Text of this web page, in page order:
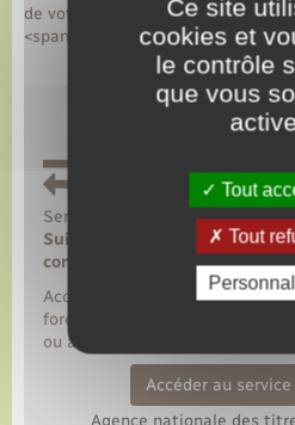
de votre <span
<span
Service en ligne
Suivre l'avancement de votre
conduire
Accessible avec <a href="https://
foret.fr/recensement/
ou avec vos identifiants ANTS.
Accéder au
Ce site
cookies et
le contrôle
que vous
Tout
Tout